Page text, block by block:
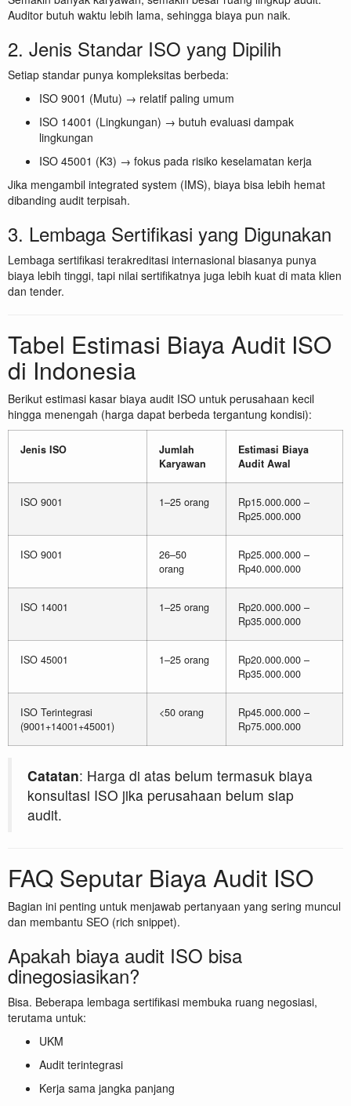
Auditor butuh waktu lebih lama, sehingga biaya pun naik.
2. Jenis Standar ISO yang Dipilih
Setiap standar punya kompleksitas berbeda:
ISO 9001 (Mutu) → relatif paling umum
ISO 14001 (Lingkungan) → butuh evaluasi dampak
lingkungan
ISO 45001 (K3) → fokus pada risiko keselamatan kerja
Jika mengambil integrated system (IMS), biaya bisa lebih hemat
dibanding audit terpisah.
3. Lembaga Sertifikasi yang Digunakan
Lembaga sertifikasi terakreditasi internasional biasanya punya
biaya lebih tinggi, tapi nilai sertifikatnya juga lebih kuat di mata klien
dan tender.
Tabel Estimasi Biaya Audit ISO
di Indonesia
Berikut estimasi kasar biaya audit ISO untuk perusahaan kecil
hingga menengah (harga dapat berbeda tergantung kondisi):
Jenis ISO
Jumlah
Karyawan
Estimasi Biaya
Audit Awal
ISO 9001 1–25 orang
Rp15.000.000 –
Rp25.000.000
ISO 9001
26–50
orang
Rp25.000.000 –
Rp40.000.000
ISO 14001 1–25 orang
Rp20.000.000 –
Rp35.000.000
ISO 45001 1–25 orang
Rp20.000.000 –
Rp35.000.000
ISO Terintegrasi
(9001+14001+45001)
<50 orang
Rp45.000.000 –
Rp75.000.000
Catatan: Harga di atas belum termasuk biaya
konsultasi ISO jika perusahaan belum siap
audit.
FAQ Seputar Biaya Audit ISO
Bagian ini penting untuk menjawab pertanyaan yang sering muncul
dan membantu SEO (rich snippet).
Apakah biaya audit ISO bisa
dinegosiasikan?
Bisa. Beberapa lembaga sertifikasi membuka ruang negosiasi,
terutama untuk:
UKM
Audit terintegrasi
Kerja sama jangka panjang